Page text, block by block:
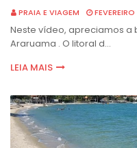
PRAIA E VIAGEM
Neste vídeo, apreciamos a
Araruama . O litoral d…
LEIA MAIS